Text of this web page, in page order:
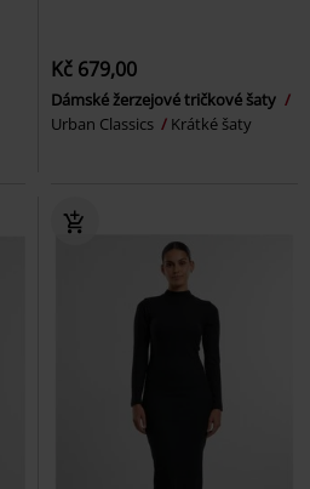
Kč 679,00
Dámské žerzejové tričkové šaty
Urban Classics
Krátké šaty